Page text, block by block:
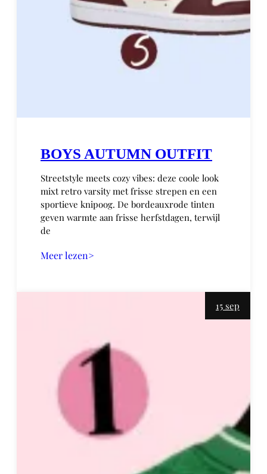
BOYS AUTUMN OUTFIT
Streetstyle meets cozy vibes: deze coole look
mixt retro varsity met frisse strepen en een
sportieve knipoog. De bordeauxrode tinten
geven warmte aan frisse herfstdagen, terwijl
de
Meer lezen>
15 sep